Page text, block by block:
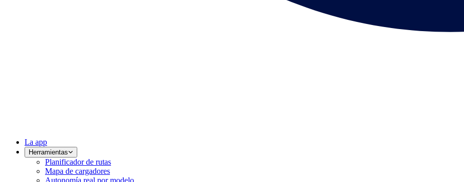
La app
Herramientas
Planificador de rutas
Mapa de cargadores
Autonomía real por modelo